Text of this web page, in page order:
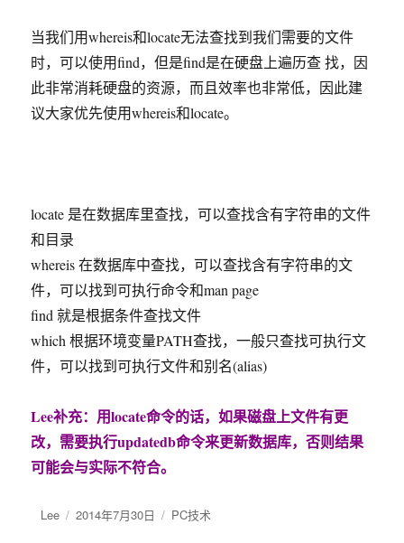
当我们用whereis和locate无法查找到我们需要的文件
时，可以使用find，但是find是在硬盘上遍历查 找，因
此非常消耗硬盘的资源，而且效率也非常低，因此建
议大家优先使用whereis和locate。
locate 是在数据库里查找，可以查找含有字符串的文件
和目录
whereis 在数据库中查找，可以查找含有字符串的文
件，可以找到可执行命令和man page
find 就是根据条件查找文件
which 根据环境变量PATH查找，一般只查找可执行文
件，可以找到可执行文件和别名(alias)
Lee补充：用locate命令的话，如果磁盘上文件有更
改，需要执行updatedb命令来更新数据库，否则结果
可能会与实际不符合。
作
Lee
发
2014年7月30日
分
PC技术